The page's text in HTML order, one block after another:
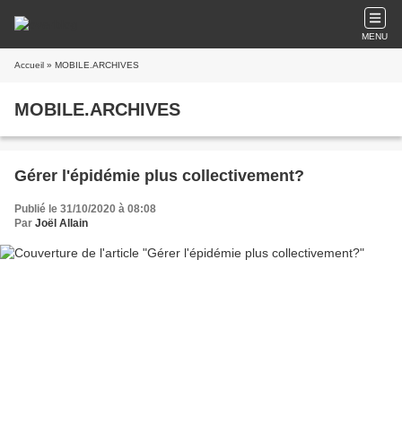
MENU
Accueil » MOBILE.ARCHIVES
MOBILE.ARCHIVES
Gérer l'épidémie plus collectivement?
Publié le 31/10/2020 à 08:08
Par Joël Allain